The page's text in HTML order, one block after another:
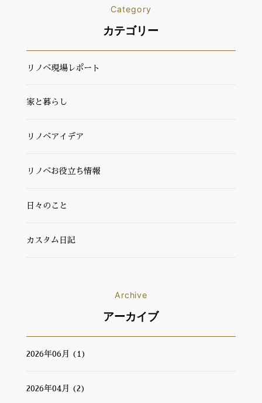
Category
カテゴリー
リノベ現場レポート
家と暮らし
リノベアイデア
リノベお役立ち情報
日々のこと
カスタム日記
Archive
アーカイブ
2026年06月 (1)
2026年04月 (2)